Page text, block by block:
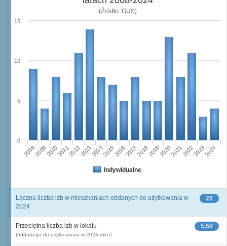
(Źródło: GUS)
Indywidualne
20082009201020112012201320142015201620172018201920202021202220232024
0
5
10
15
22
Łączna liczba izb w mieszkaniach oddanych do użytkowania w
2024
5,50
Przeciętna liczba izb w lokalu
(oddanego do użytkowania w 2024 roku)